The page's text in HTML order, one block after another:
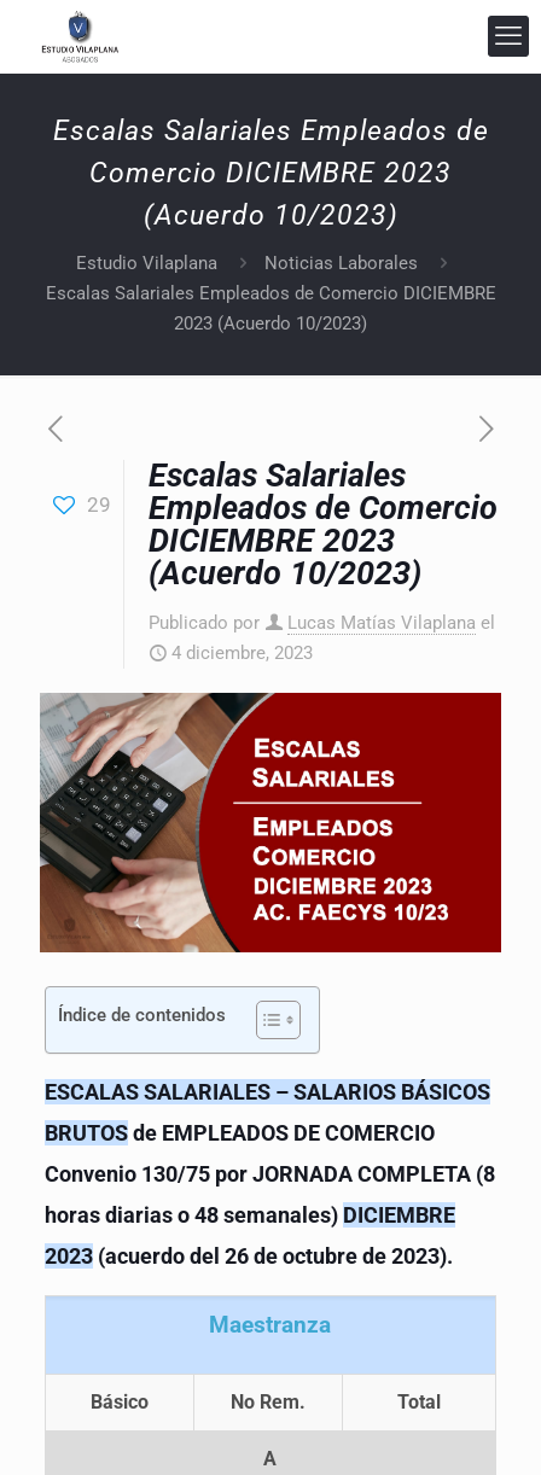
Escalas Salariales Empleados de
Comercio DICIEMBRE 2023
(Acuerdo 10/2023)
Estudio Vilaplana
Noticias Laborales
Escalas Salariales Empleados de Comercio DICIEMBRE
2023 (Acuerdo 10/2023)
29
Escalas Salariales
Empleados de Comercio
DICIEMBRE 2023
(Acuerdo 10/2023)
Publicado por Lucas Matías Vilaplana el
4 diciembre, 2023
Índice de contenidos
ESCALAS SALARIALES – SALARIOS BÁSICOS
BRUTOSde EMPLEADOS DE COMERCIO
Convenio 130/75 por JORNADA COMPLETA (8
horas diarias o 48 semanales) DICIEMBRE
2023(acuerdo del 26 de octubre de 2023).
Maestranza
Básico No Rem. Total
A
Estudio Vilaplana Abogados